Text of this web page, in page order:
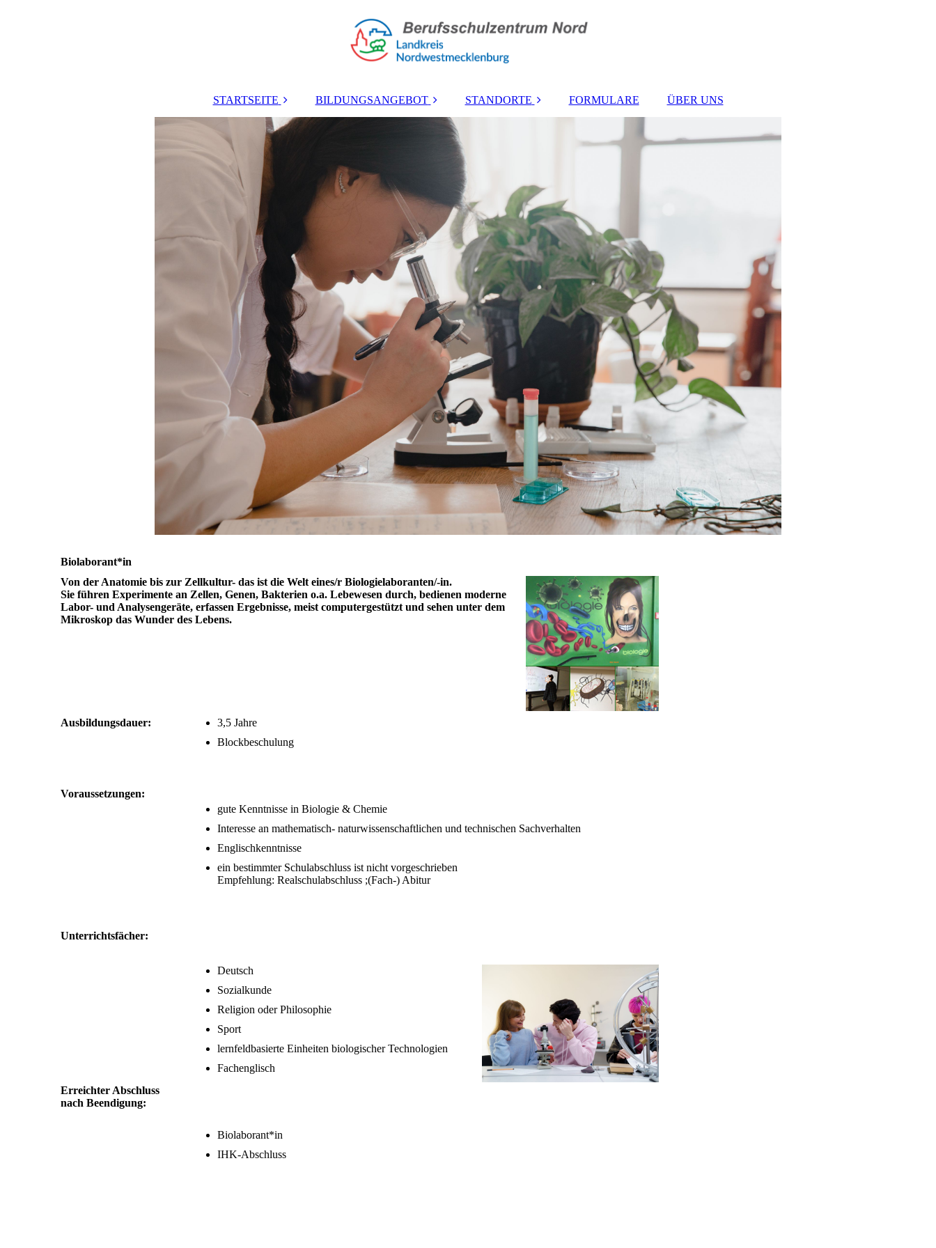
STARTSEITE
Pläne
BILDUNGSANGEBOT
Berufsfachschule
Berufsvorbereitung
STANDORTE
Wohnheim
FORMULARE ÜBER UNS
Biolaborant*in
Von der Anatomie bis zur Zellkultur- das ist die Welt eines/r Biologielaboranten/-in.
Sie führen Experimente an Zellen, Genen, Bakterien o.a. Lebewesen durch, bedienen moderne
Labor- und Analysengeräte, erfassen Ergebnisse, meist computergestützt und sehen unter dem
Mikroskop das Wunder des Lebens.
Ausbildungsdauer:
Voraussetzungen:
Unterrichtsfächer:
Erreichter Abschluss
nach Beendigung:
3,5 Jahre
Blockbeschulung
gute Kenntnisse in Biologie & Chemie
Interesse an mathematisch- naturwissenschaftlichen und technischen Sachverhalten
Englischkenntnisse
ein bestimmter Schulabschluss ist nicht vorgeschrieben
Empfehlung: Realschulabschluss ;(Fach-) Abitur
Deutsch
Sozialkunde
Religion oder Philosophie
Sport
lernfeldbasierte Einheiten biologischer Technologien
Fachenglisch
Biolaborant*in
IHK-Abschluss